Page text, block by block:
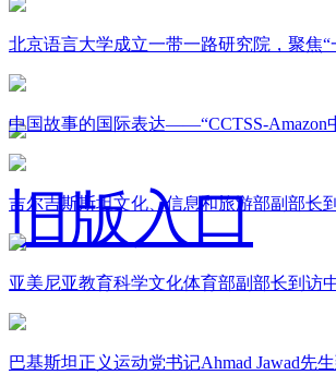
北京语言大学成立一带一路研究院，聚焦
中国故事的国际表达——“CCTSS-Amazon
吉尔吉斯斯坦文化、信息和旅游部副部长
亚美尼亚教育科学文化体育部副部长到访
巴基斯坦正义运动党书记Ahmad Jawad先
旧版入口
关于我们